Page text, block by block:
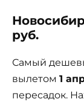
руб.
Самый
вылетом 1
пересадок.